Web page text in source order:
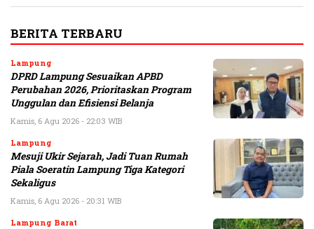
BERITA TERBARU
Lampung
DPRD Lampung Sesuaikan APBD
Perubahan 2026, Prioritaskan Program
Unggulan dan Efisiensi Belanja
Kamis, 6 Agu 2026 - 22:03 WIB
Lampung
Mesuji Ukir Sejarah, Jadi Tuan Rumah
Piala Soeratin Lampung Tiga Kategori
Sekaligus
Kamis, 6 Agu 2026 - 20:31 WIB
Lampung Barat